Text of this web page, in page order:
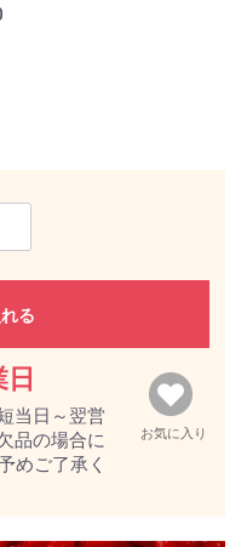
る
お気に入り
当日～翌営
品の場合に
めご了承く